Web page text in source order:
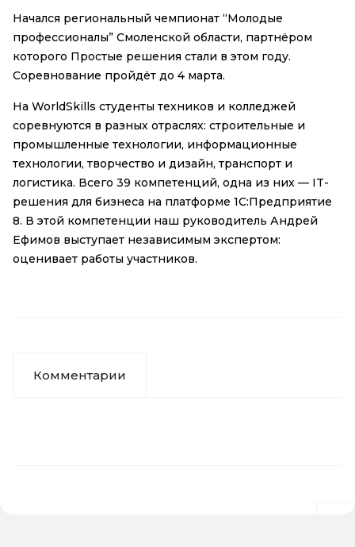
Начался региональный чемпионат “Молодые
профессионалы” Смоленской области, партнёром
которого Простые решения стали в этом году.
Соревнование пройдёт до 4 марта.
На WorldSkills студенты техников и колледжей
соревнуются в разных отраслях: строительные и
промышленные технологии, информационные
технологии, творчество и дизайн, транспорт и
логистика. Всего 39 компетенций, одна из них — IT-
решения для бизнеса на платформе 1С:Предприятие
8. В этой компетенции наш руководитель Андрей
Ефимов выступает независимым экспертом:
оценивает работы участников.
Комментарии